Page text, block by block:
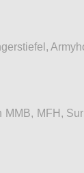
MMB, MFH,